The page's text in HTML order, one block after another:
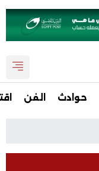
حوادث الفن